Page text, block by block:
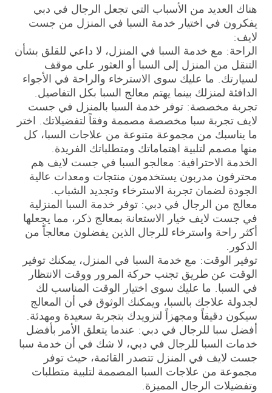
هناك العديد من الأسباب التي تجعل الرجال في دبي
يفكرون في اختيار خدمة السبا في المنزل من جست
لايف:
الراحة: مع خدمة السبا في المنزل، لا داعي للقلق بشأن
التنقل من المنزل إلى السبا أو العثور على موقف
لسيارتك. ما عليك سوى الاسترخاء والراحة في الأجواء
الدافئة لمنزلك بينما يهتم معالج السبا بكل التفاصيل.
تجربة مخصصة: توفر خدمة السبا بالمنزل في جست
لايف تجربة سبا مخصصة مصممة وفقاً لتفضيلاتك. اختر
ما يناسبك من مجموعة متنوعة من علاجات السبا، كل
منها مصمم لتلبية اهتماماتك ومتطلباتك الفريدة.
الخدمة الاحترافية: معالجو السبا في جست لايف هم
محترفون مدربون يستخدمون منتجات ومعدات عالية
الجودة لضمان تجربة الاسترخاء وتجديد الشباب.
معالج من الرجال في دبي: توفر خدمة السبا المنزلية
في جست لايف خيار الاستعانة بمعالج ذكر، مما يجعلها
أكثر راحة واسترخاء للرجال الذين يفضلون معالجاً من
الذكور.
توفير الوقت: مع خدمة السبا في المنزل، يمكنك توفير
الوقت عن طريق تجنب حركة المرور ووقت الانتظار
في السبا. ما عليك سوى اختيار الوقت المناسب لك
لجدولة علاجك بالسبا، ويمكنك الوثوق في أن المعالج
سيكون دقيقاً ومجهزاً لتزويدك بتجربة سعيدة ومهدئة.
أفضل سبا للرجال في دبي: عندما يتعلق الأمر بأفضل
خدمات السبا للرجال في دبي، لا شك في أن خدمة سبا
جست لايف في المنزل تتصدر القائمة، حيث توفر
مجموعة من علاجات السبا المصممة لتلبية متطلبات
وتفضيلات الرجال المميزة.